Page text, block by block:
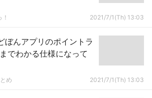
2021/7/1(Th) 13:03
ぼんアプリのポイントラ
でわかる仕様になって
め 2021/7/1(Th) 13:03